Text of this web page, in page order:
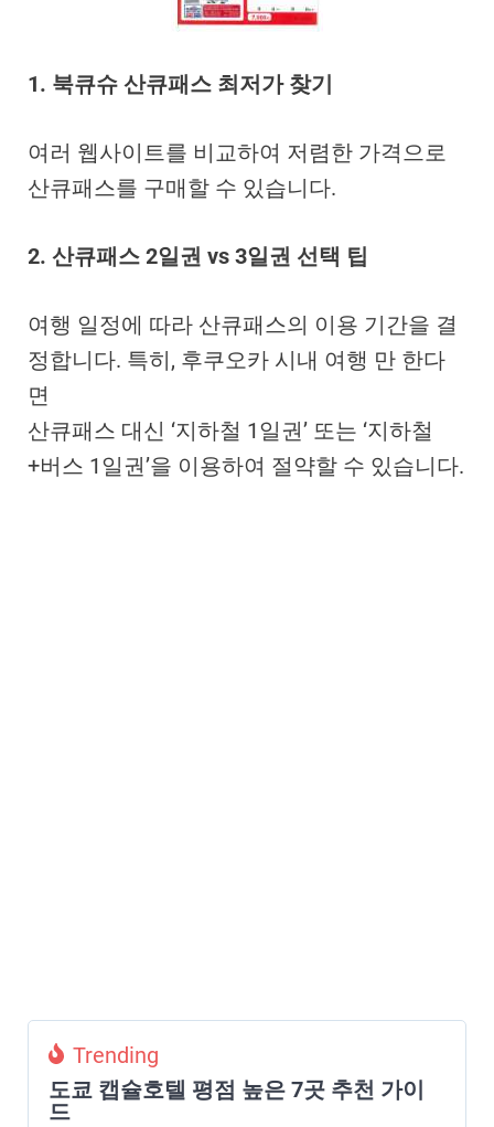
1. 북큐슈 산큐패스 최저가 찾기
여러 웹사이트를 비교하여 저렴한 가격으로
산큐패스를 구매할 수 있습니다.
2. 산큐패스 2일권 vs 3일권 선택 팁
여행 일정에 따라 산큐패스의 이용 기간을 결
정합니다. 특히, 후쿠오카 시내 여행 만 한다
면
산큐패스 대신 ‘지하철 1일권’ 또는 ‘지하철
+버스 1일권’을 이용하여 절약할 수 있습니다.
Trending
도쿄 캡슐호텔 평점 높은 7곳 추천 가이
드